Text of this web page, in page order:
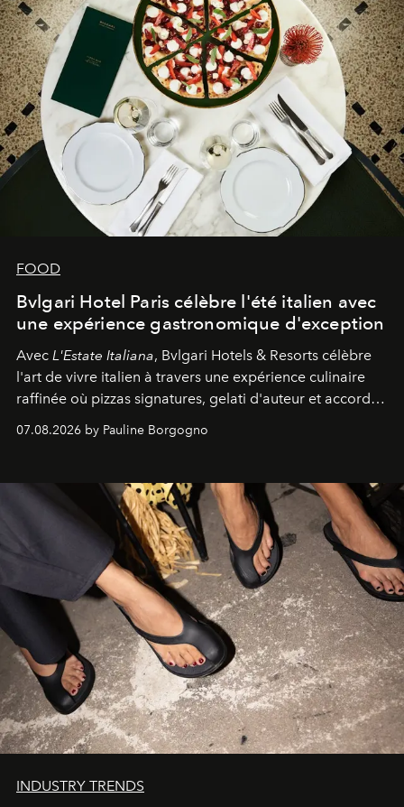
FOOD
Bvlgari Hotel Paris célèbre l'été italien avec
une expérience gastronomique d'exception
Avec L'Estate Italiana, Bvlgari Hotels & Resorts célèbre
l'art de vivre italien à travers une expérience culinaire
raffinée où pizzas signatures, gelati d'auteur et accords
d'exception composent un véritable voyage sensoriel.
07.08.2026 by Pauline Borgogno
INDUSTRY TRENDS